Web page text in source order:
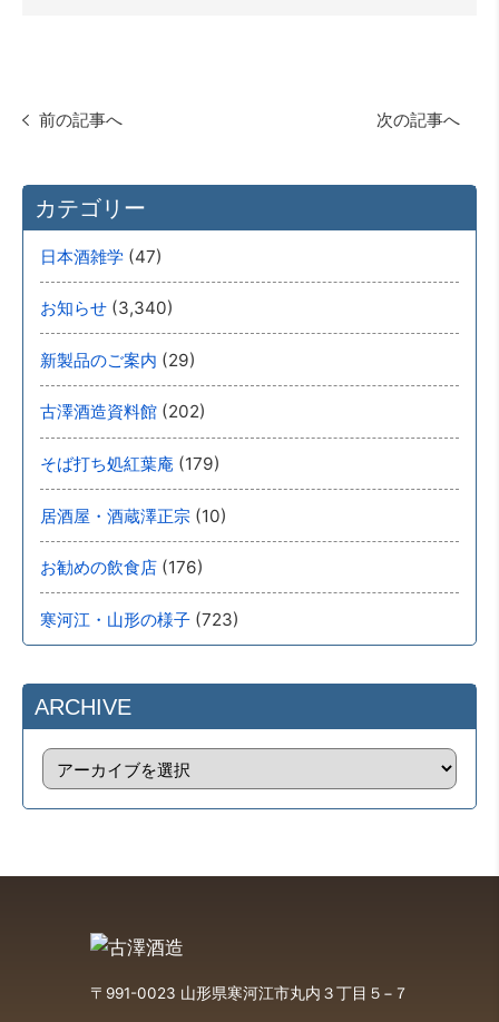
前の記事へ 次の記事へ
カテゴリー
日本酒雑学 (47)
お知らせ (3,340)
新製品のご案内 (29)
古澤酒造資料館 (202)
そば打ち処紅葉庵 (179)
居酒屋・酒蔵澤正宗 (10)
お勧めの飲食店 (176)
寒河江・山形の様子 (723)
ARCHIVE
〒991-0023 山形県寒河江市丸内３丁目５−７